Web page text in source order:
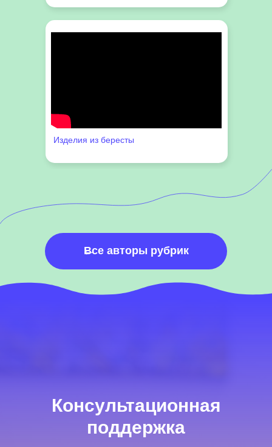
Изделия из бересты
Все авторы рубрик
←
Консультационная
поддержка